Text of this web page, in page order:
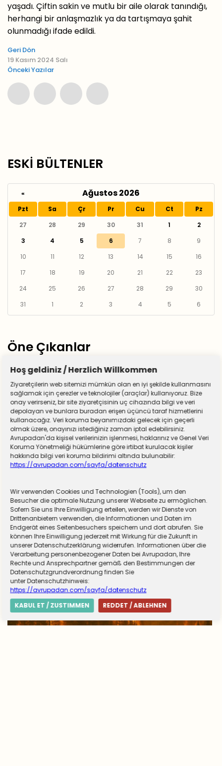
yaşadı. Çiftin sakin ve mutlu bir aile olarak tanındığı,
herhangi bir anlaşmazlık ya da tartışmaya şahit
olunmadığı ifade edildi.
Geri Dön
19 Kasım 2024 Salı
Önceki Yazılar
ESKİ BÜLTENLER
« Ağustos 2026
Pzt Sa Çr Pr Cu Ct
Pz
27
28 29 30 31 1
2
3
4 5 6 7 8
9
10
11 12 13 14 15
16
17
18 19 20 21 22
23
24
25 26 27 28 29
30
31
1 2 3 4 5 6
Öne Çıkanlar
Almanya zorunlu askerliğe hazırlanıyor! Sivil
hizmet için düğmeye basıldı
Hoş geldiniz / Herzlich Willkommen
Ziyaretçilerin web sitemizi mümkün olan en iyi şekilde kullanmasını
sağlamak için çerezler ve teknolojiler (araçlar) kullanıyoruz. Bize
onay verirseniz, bir site ziyaretçisinin uç cihazında bilgi ve veri
depolayan ve bunlara buradan erişen üçüncü taraf hizmetlerini
kullanacağız. Veri koruma beyanımızdaki gelecek için geçerli
olmak üzere, onayınızı istediğiniz zaman iptal edebilirsiniz.
Avrupadan'da kişisel verilerinizin işlenmesi, haklarınız ve Genel Veri
Koruma Yönetmeliği hükümlerine göre irtibat kurulacak kişiler
hakkında bilgi veri koruma bildirimi altında bulunabilir:
https://avrupadan.com/sayfa/datenschutz
Wir verwenden Cookies und Technologien (Tools), um den
Besucher die optimale Nutzung unserer Webseite zu ermöglichen.
Sofern Sie uns Ihre Einwilligung erteilen, werden wir Dienste von
Drittenanbietern verwenden, die Informationen und Daten im
Endgerät eines Seitenbesuchers speichern und dort abrufen. Sie
können Ihre Einwilligung jederzeit mit Wirkung für die Zukunft in
unserer Datenschutzerklärung widerrufen. Informationen über die
Verarbeitung personenbezogener Daten bei Avrupadan, Ihre
Rechte und Ansprechpartner gemäß den Bestimmungen der
Datenschutzgrundverordnung finden Sie
unter Datenschutzhinweis:
https://avrupadan.com/sayfa/datenschutz
KABUL ET / ZUSTIMMEN
REDDET / ABLEHNEN